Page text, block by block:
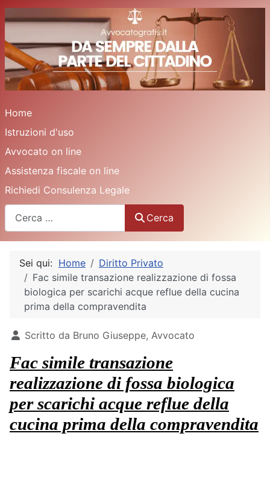
Home
Istruzioni d'uso
Avvocato on line
Assistenza fiscale on line
Richiedi Consulenza Legale
Cerca
Sei qui: Home
Diritto Privato
Fac simile transazione realizzazione di fossa
biologica per scarichi acque reflue della cucina
prima della compravendita
Dettagli
Scritto da Bruno Giuseppe, Avvocato
Fac simile transazione
realizzazione di fossa biologica
per scarichi acque reflue della
cucina prima della compravendita